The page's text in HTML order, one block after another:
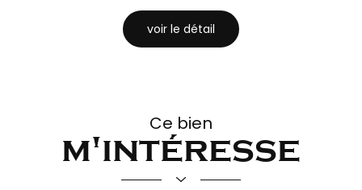
voir le détail
Ce bien
m'intéresse